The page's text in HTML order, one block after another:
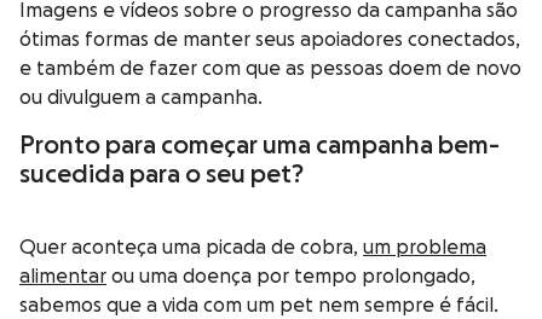
Imagens e vídeos sobre o progresso da campanha são
ótimas formas de manter seus apoiadores conectados,
e também de fazer com que as pessoas doem de novo
ou divulguem a campanha.
Pronto para começar uma campanha bem-
sucedida para o seu pet?
Quer aconteça uma picada de cobra, um problema
alimentar ou uma doença por tempo prolongado,
sabemos que a vida com um pet nem sempre é fácil.